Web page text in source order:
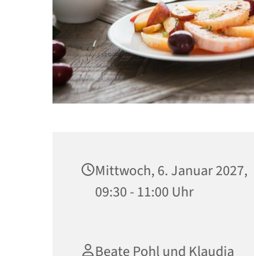
Mittwoch, 6. Januar 2027,
09:30 - 11:00 Uhr
Beate Pohl und Klaudia